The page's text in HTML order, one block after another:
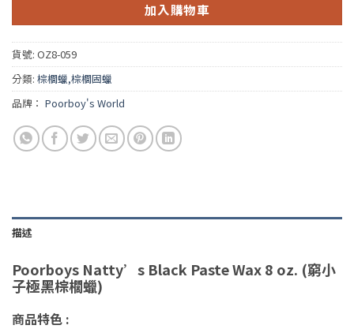
加入購物車
貨號: OZ8-059
分類: 棕櫚蠟,棕櫚固蠟
品牌： Poorboy's World
描述
Poorboys Natty’s Black Paste Wax 8 oz. (窮小
子極黑棕櫚蠟)
商品特色 :